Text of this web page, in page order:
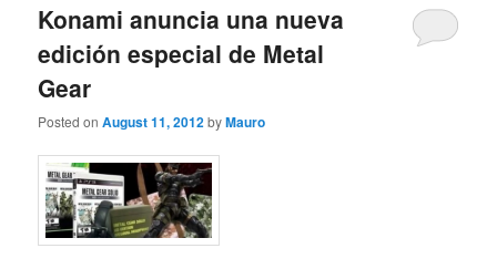
Konami anuncia una nueva
edición especial de Metal
Gear
Posted onAugust 11, 2012byMauro